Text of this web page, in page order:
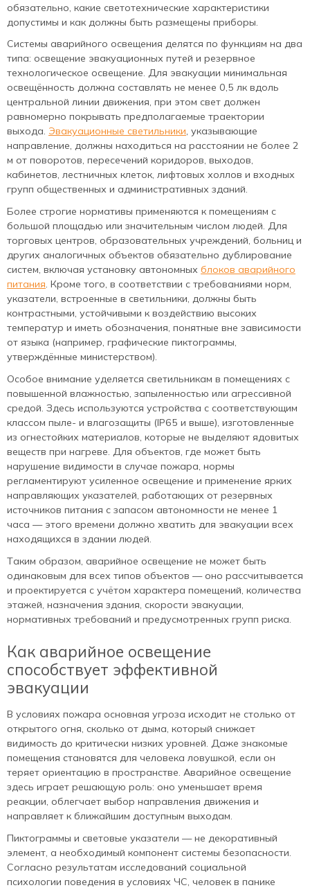
обязательно, какие светотехнические характеристики
допустимы и как должны быть размещены приборы.
Системы аварийного освещения делятся по функциям на два
типа: освещение эвакуационных путей и резервное
технологическое освещение. Для эвакуации минимальная
освещённость должна составлять не менее 0,5 лк вдоль
центральной линии движения, при этом свет должен
равномерно покрывать предполагаемые траектории
выхода. Эвакуационные светильники, указывающие
направление, должны находиться на расстоянии не более 2
м от поворотов, пересечений коридоров, выходов,
кабинетов, лестничных клеток, лифтовых холлов и входных
групп общественных и административных зданий.
Более строгие нормативы применяются к помещениям с
большой площадью или значительным числом людей. Для
торговых центров, образовательных учреждений, больниц и
других аналогичных объектов обязательно дублирование
систем, включая установку автономных блоков аварийного
питания. Кроме того, в соответствии с требованиями норм,
указатели, встроенные в светильники, должны быть
контрастными, устойчивыми к воздействию высоких
температур и иметь обозначения, понятные вне зависимости
от языка (например, графические пиктограммы,
утверждённые министерством).
Особое внимание уделяется светильникам в помещениях с
повышенной влажностью, запыленностью или агрессивной
средой. Здесь используются устройства с соответствующим
классом пыле- и влагозащиты (IP65 и выше), изготовленные
из огнестойких материалов, которые не выделяют ядовитых
веществ при нагреве. Для объектов, где может быть
нарушение видимости в случае пожара, нормы
регламентируют усиленное освещение и применение ярких
направляющих указателей, работающих от резервных
источников питания с запасом автономности не менее 1
часа — этого времени должно хватить для эвакуации всех
находящихся в здании людей.
Таким образом, аварийное освещение не может быть
одинаковым для всех типов объектов — оно рассчитывается
и проектируется с учётом характера помещений, количества
этажей, назначения здания, скорости эвакуации,
нормативных требований и предусмотренных групп риска.
Как аварийное освещение
способствует эффективной
эвакуации
В условиях пожара основная угроза исходит не столько от
открытого огня, сколько от дыма, который снижает
видимость до критически низких уровней. Даже знакомые
помещения становятся для человека ловушкой, если он
теряет ориентацию в пространстве. Аварийное освещение
здесь играет решающую роль: оно уменьшает время
реакции, облегчает выбор направления движения и
направляет к ближайшим доступным выходам.
Пиктограммы и световые указатели — не декоративный
элемент, а необходимый компонент системы безопасности.
Согласно результатам исследований социальной
психологии поведения в условиях ЧС, человек в панике